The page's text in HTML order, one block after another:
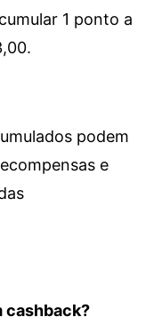
1 ponto a
podem
e
cashback?